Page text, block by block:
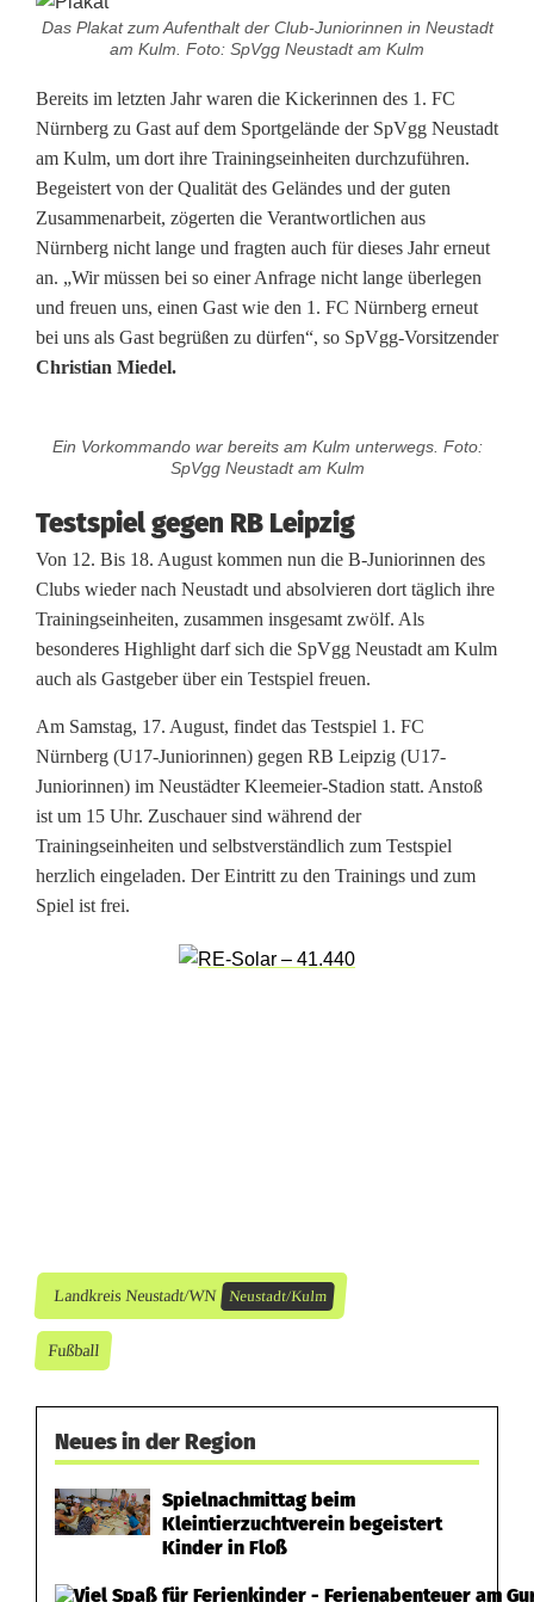
U
7
:
D
i
e
C
l
-
J
u
n
i
o
r
i
n
n
t
i
n
N
Das Plakat zum Aufenthalt der Club-Juniorinnen in Neustadt
am Kulm. Foto: SpVgg Neustadt am Kulm
Bereits im letzten Jahr waren die Kickerinnen des 1. FC
Nürnberg zu Gast auf dem Sportgelände der SpVgg Neustadt
am Kulm, um dort ihre Trainingseinheiten durchzuführen.
Begeistert von der Qualität des Geländes und der guten
Zusammenarbeit, zögerten die Verantwortlichen aus
Nürnberg nicht lange und fragten auch für dieses Jahr erneut
an. „Wir müssen bei so einer Anfrage nicht lange überlegen
und freuen uns, einen Gast wie den 1. FC Nürnberg erneut
bei uns als Gast begrüßen zu dürfen“, so SpVgg-Vorsitzender
Christian Miedel.
Ein Vorkommando war bereits am Kulm unterwegs. Foto:
SpVgg Neustadt am Kulm
Testspiel gegen RB Leipzig
Von 12. Bis 18. August kommen nun die B-Juniorinnen des
Clubs wieder nach Neustadt und absolvieren dort täglich ihre
Trainingseinheiten, zusammen insgesamt zwölf. Als
besonderes Highlight darf sich die SpVgg Neustadt am Kulm
auch als Gastgeber über ein Testspiel freuen.
Am Samstag, 17. August, findet das Testspiel 1. FC
Nürnberg (U17-Juniorinnen) gegen RB Leipzig (U17-
Juniorinnen) im Neustädter Kleemeier-Stadion statt. Anstoß
ist um 15 Uhr. Zuschauer sind während der
Trainingseinheiten und selbstverständlich zum Testspiel
herzlich eingeladen. Der Eintritt zu den Trainings und zum
Spiel ist frei.
Landkreis Neustadt/WN Neustadt/Kulm
Fußball
Neues in der Region
Spielnachmittag beim
Kleintierzuchtverein begeistert
Kinder in Floß